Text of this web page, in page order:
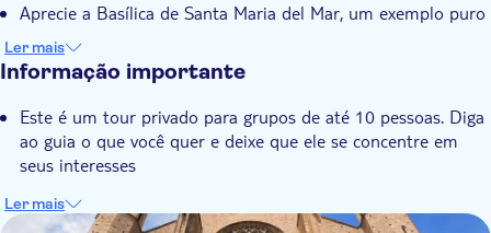
Aprecie a Basílica de Santa Maria del Mar, um exemplo puro
do estilo gótico catalão
Desfrute de um tour privado intimista em pequenos grupos
de até 10 pessoas
Acompanhe o seu guia local especializado que tem
conhecimentos incomparáveis sobre Barcelona
Ler mais
Informação importante
Este é um tour privado para grupos de até 10 pessoas. Diga
ao guia o que você quer e deixe que ele se concentre em
seus interesses
Ler mais
DSA1Basílica de Santa María del Mar